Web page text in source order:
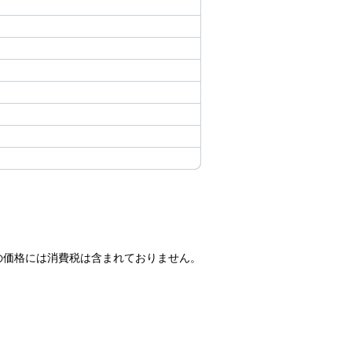
格には消費税は含まれておりません。